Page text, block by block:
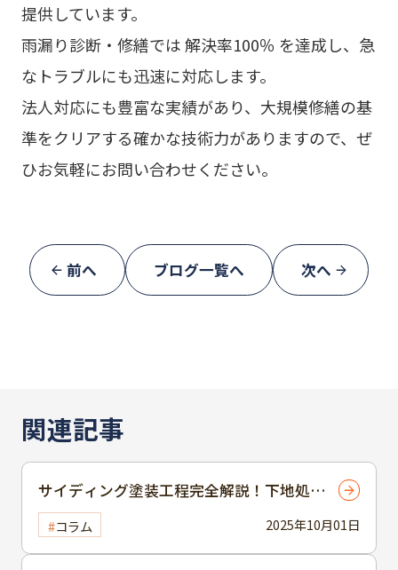
提供しています。
雨漏り診断・修繕では 解決率100％ を達成し、急
なトラブルにも迅速に対応します。
法人対応にも豊富な実績があり、大規模修繕の基
準をクリアする確かな技術力がありますので、ぜ
ひお気軽にお問い合わせください。
前へ ブログ一覧へ 次へ
関連記事
2025年10月01日
サイディング塗装工程完全解説！下地処理
から上塗りまでの流れとポイント
コラム